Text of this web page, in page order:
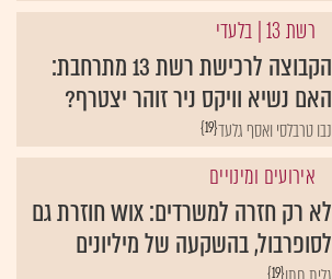
רשת 13 | בלעדי
הקבוצה לרכישת רשת 13 מתרחבת:
האם נשיא וויקס ניר זוהר יצטרף?
{19}נבו טרבלסי ואסף גלעד
אירועים ומינויים
לא רק חזרה למשרדים: Wix חוזרת גם
לסופרבול, בהשקעה של מיליונים
{19}